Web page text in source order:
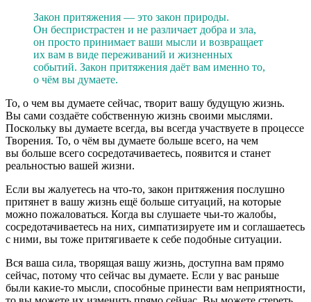
Закон притяжения — это закон природы.
Он беспристрастен и не различает добра и зла,
он просто принимает ваши мысли и возвращает
их вам в виде переживаний и жизненных
событий. Закон притяжения даёт вам именно то,
о чём вы думаете.
То, о чем вы думаете сейчас, творит вашу будущую жизнь.
Вы сами создаёте собственную жизнь своими мыслями.
Поскольку вы думаете всегда, вы всегда участвуете в процессе
Творения. То, о чём вы думаете больше всего, на чем
вы больше всего сосредотачиваетесь, появится и станет
реальностью вашей жизни.
Если вы жалуетесь на что-то, закон притяжения послушно
притянет в вашу жизнь ещё больше ситуаций, на которые
можно пожаловаться. Когда вы слушаете чьи-то жалобы,
сосредотачиваетесь на них, симпатизируете им и соглашаетесь
с ними, вы тоже притягиваете к себе подобные ситуации.
Вся ваша сила, творящая вашу жизнь, доступна вам прямо
сейчас, потому что сейчас вы думаете. Если у вас раньше
были какие-то мысли, способные принести вам неприятности,